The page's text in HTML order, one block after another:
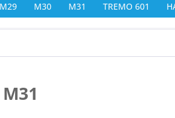
M29 M30 M31 TREMO 601